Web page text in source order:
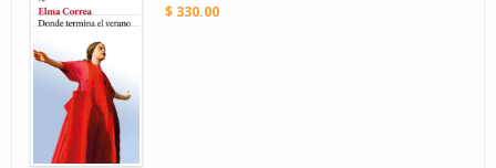
$ 330.00